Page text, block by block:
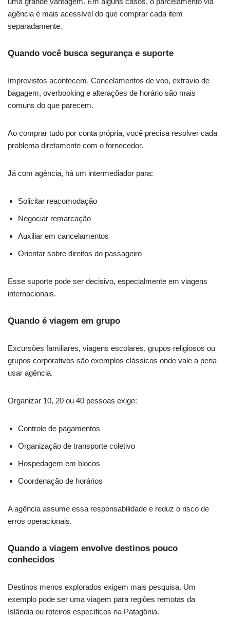
agência é mais acessível do que comprar cada item
separadamente.
Quando você busca segurança e suporte
Imprevistos acontecem. Cancelamentos de voo, extravio de
bagagem, overbooking e alterações de horário são mais
comuns do que parecem.
Ao comprar tudo por conta própria, você precisa resolver cada
problema diretamente com o fornecedor.
Já com agência, há um intermediador para:
Solicitar reacomodação
Negociar remarcação
Auxiliar em cancelamentos
Orientar sobre direitos do passageiro
Esse suporte pode ser decisivo, especialmente em viagens
internacionais.
Quando é viagem em grupo
Excursões familiares, viagens escolares, grupos religiosos ou
grupos corporativos são exemplos clássicos onde vale a pena
usar agência.
Organizar 10, 20 ou 40 pessoas exige:
Controle de pagamentos
Organização de transporte coletivo
Hospedagem em blocos
Coordenação de horários
A agência assume essa responsabilidade e reduz o risco de
erros operacionais.
Quando a viagem envolve destinos pouco
conhecidos
Destinos menos explorados exigem mais pesquisa. Um
exemplo pode ser uma viagem para regiões remotas da
Islândia ou roteiros específicos na Patagônia.